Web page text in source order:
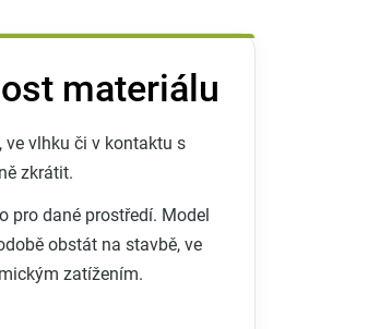
materiálu
ve vlhku či v kontaktu s
zkrátit.
pro dané prostředí. Model
obstát na stavbě, ve
zatížením.